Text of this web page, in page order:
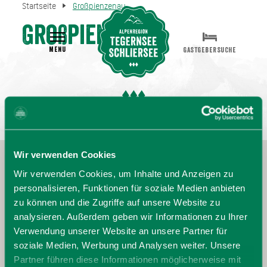
Wir verwenden Cookies
Wir verwenden Cookies, um Inhalte und Anzeigen zu
personalisieren, Funktionen für soziale Medien anbieten
zu können und die Zugriffe auf unsere Website zu
analysieren. Außerdem geben wir Informationen zu Ihrer
Verwendung unserer Website an unsere Partner für
soziale Medien, Werbung und Analysen weiter. Unsere
Partner führen diese Informationen möglicherweise mit
Startseite Großpienzenau
Großpienzenau
MENU GASTGEBERSUCHE